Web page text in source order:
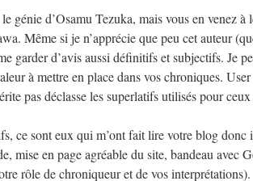
génie d’Osamu Tezuka, mais vous en venez à
Même si je n’apprécie que peu cet auteur
garder d’avis aussi définitifs et subjectifs. Je
à mettre en place dans vos chroniques.
pas déclasse les superlatifs utilisés pour
ce sont eux qui m’ont fait lire votre blog donc
mise en page agréable du site, bandeau avec
rôle de chroniqueur et de vos interprétations).